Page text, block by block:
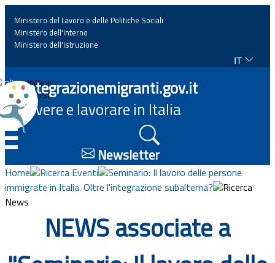
Home
News
Approfondimenti
Eventi
Normativa
Progetti
Ministero del Lavoro e delle Politiche Sociali
Ministero dell'interno
Ministero dell'istruzione
IT
Italiano
English
Integrazionemigranti.gov.it
Vivere e lavorare in Italia
Newsletter
Home Ricerca Eventi
Seminario: Il lavoro delle persone
immigrate in Italia. Oltre l'integrazione subalterna?
Ricerca
News
NEWS associate a